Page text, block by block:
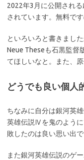
2022年3月に公開され
されています。無料で
といろいろと書きまし
Neue Theseも石黒監督
てほしいなと。また、
どうでも良い個人
ちなみに自分は銀河英
英雄伝説Ⅳを鬼のよう
敗したのは良い思い出で
また銀河英雄伝説のゲ